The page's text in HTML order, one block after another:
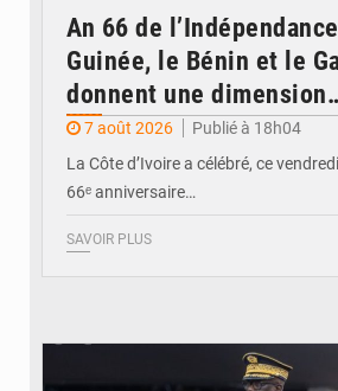
An 66 de
Guinée, le Bénin et le
donnent une dimension
internationale au défilé
Yopougon
7 août 2026
Publié à 18h04
La Côte d’Ivoire a célébré, ce
66ᵉ anniversaire…
SAVOIR PLUS